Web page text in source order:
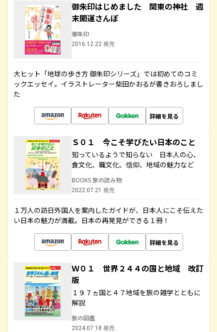
御朱印はじめました 関東の神社 週
末開運さんぽ
御朱印
2016.12.22 発売
大ヒット「地球の歩き方 御朱印シリーズ」では初めてのコミ
ックエッセイ。イラストレーター柴田かおるが書きおろしまし
た
詳細を見る
Ｓ０１ 今こそ学びたい日本のこと
知っているようで知らない 日本人の心、
食文化、職文化、信仰、地域の魅力など
BOOKS 旅の読み物
2022.07.21 発売
１万人の訪日外国人を案内したガイドが、日本人にこそ伝えた
い日本の魅力が満載。日本の再発見ができる１冊！
詳細を見る
Ｗ０１ 世界２４４の国と地域 改訂
版
１９７ヵ国と４７地域を旅の雑学とともに
解説
旅の図鑑
2024.07.18 発売